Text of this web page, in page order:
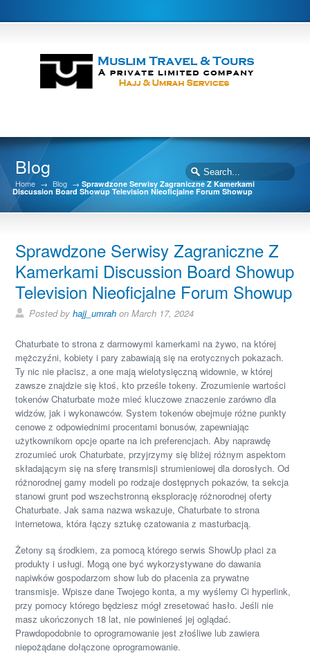
Blog
Home → Blog →Sprawdzone Serwisy Zagraniczne Z Kamerkami
Discussion Board Showup Television Nieoficjalne Forum Showup
Sprawdzone Serwisy Zagraniczne Z
Kamerkami Discussion Board Showup
Television Nieoficjalne Forum Showup
Posted byhajj_umrah on March 17, 2024
Chaturbate to strona z darmowymi kamerkami na żywo, na której
mężczyźni, kobiety i pary zabawiają się na erotycznych pokazach.
Ty nic nie płacisz, a one mają wielotysięczną widownie, w której
zawsze znajdzie się ktoś, kto prześle tokeny. Zrozumienie wartości
tokenów Chaturbate może mieć kluczowe znaczenie zarówno dla
widzów, jak i wykonawców. System tokenów obejmuje różne punkty
cenowe z odpowiednimi procentami bonusów, zapewniając
użytkownikom opcje oparte na ich preferencjach. Aby naprawdę
zrozumieć urok Chaturbate, przyjrzymy się bliżej różnym aspektom
składającym się na sferę transmisji strumieniowej dla dorosłych. Od
różnorodnej gamy modeli po rodzaje dostępnych pokazów, ta sekcja
stanowi grunt pod wszechstronną eksplorację różnorodnej oferty
Chaturbate. Jak sama nazwa wskazuje, Chaturbate to strona
internetowa, która łączy sztukę czatowania z masturbacją.
Żetony są środkiem, za pomocą którego serwis ShowUp płaci za
produkty i usługi. Mogą one być wykorzystywane do dawania
napiwków gospodarzom show lub do płacenia za prywatne
transmisje. Wpisze dane Twojego konta, a my wyślemy Ci hyperlink,
przy pomocy którego będziesz mógł zresetować hasło. Jeśli nie
masz ukończonych 18 lat, nie powinieneś jej oglądać.
Prawdopodobnie to oprogramowanie jest złośliwe lub zawiera
niepożądane dołączone oprogramowanie.